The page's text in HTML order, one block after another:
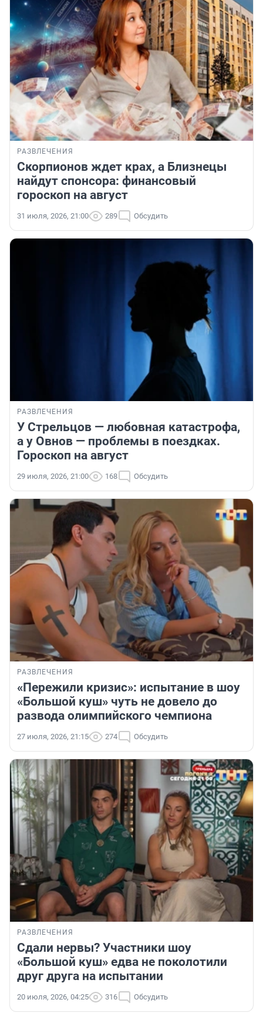
РАЗВЛЕЧЕНИЯ
Скорпионов ждет крах, а Близнецы
найдут спонсора: финансовый
гороскоп на август
31 июля, 2026, 21:00 289 Обсудить
РАЗВЛЕЧЕНИЯ
У Стрельцов — любовная катастрофа,
а у Овнов — проблемы в поездках.
Гороскоп на август
29 июля, 2026, 21:00 168 Обсудить
РАЗВЛЕЧЕНИЯ
«Пережили кризис»: испытание в шоу
«Большой куш» чуть не довело до
развода олимпийского чемпиона
27 июля, 2026, 21:15 274 Обсудить
РАЗВЛЕЧЕНИЯ
Сдали нервы? Участники шоу
«Большой куш» едва не поколотили
друг друга на испытании
20 июля, 2026, 04:25 316 Обсудить